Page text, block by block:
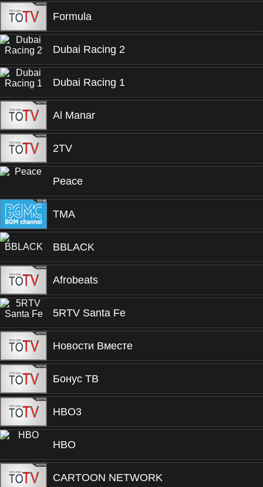
Formula
Dubai Racing 2
Dubai Racing 1
Al Manar
2TV
Peace
TMA
BBLACK
Afrobeats
5RTV Santa Fe
Новости Вместе
Бонус ТВ
HBO3
HBO
CARTOON NETWORK